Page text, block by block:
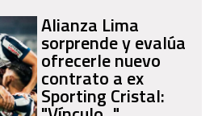
Alianza Lima
sorprende y evalúa
ofrecerle nuevo
contrato a ex
Sporting Cristal: